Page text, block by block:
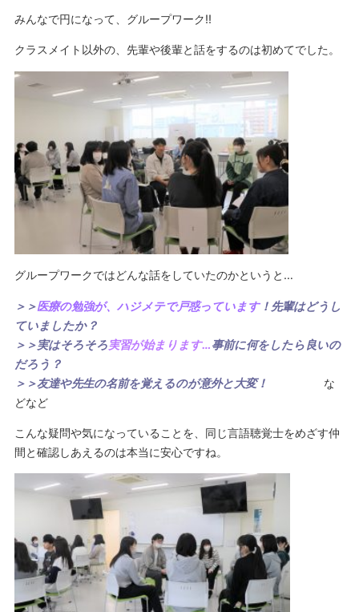
みんなで円になって、グループワーク‼
クラスメイト以外の、先輩や後輩と話をするのは初めてでした。
グループワークではどんな話をしていたのかというと…
＞＞医療の勉強が、ハジメテで戸惑っています！先輩はどうし
ていましたか？
＞＞実はそろそろ実習が始まります…事前に何をしたら良いの
だろう？
＞＞友達や先生の名前を覚えるのが意外と大変！ な
どなど
こんな疑問や気になっていることを、同じ言語聴覚士をめざす仲
間と確認しあえるのは本当に安心ですね。